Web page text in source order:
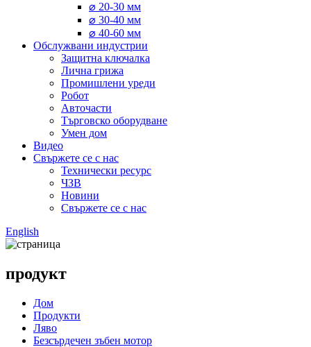
⌀ 20-30 мм
⌀ 30-40 мм
⌀ 40-60 мм
Обслужвани индустрии
Защитна ключалка
Лична грижа
Промишлени уреди
Робот
Авточасти
Търговско оборудване
Умен дом
Видео
Свържете се с нас
Технически ресурс
ЧЗВ
Новини
Свържете се с нас
English
продукт
Дом
Продукти
Ляво
Безсърдечен зъбен мотор